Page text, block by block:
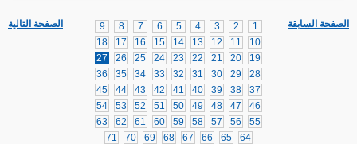
الصفحة التالية 1
2
3
4
5
6
7
8
9
10
11
12
13
14
15
16
17
18
19
20
21
22
23
24
25
26
27
28
29
30
31
32
33
34
35
36
37
38
39
40
41
42
43
44
45
46
47
48
49
50
51
52
53
54
55
56
57
58
59
60
61
62
63
64
65
66
67
68
69
70
71
الصفحة السابقة